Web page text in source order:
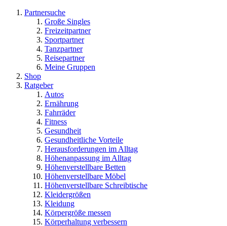
Partnersuche
Große Singles
Freizeitpartner
Sportpartner
Tanzpartner
Reisepartner
Meine Gruppen
Shop
Ratgeber
Autos
Ernährung
Fahrräder
Fitness
Gesundheit
Gesundheitliche Vorteile
Herausforderungen im Alltag
Höhenanpassung im Alltag
Höhenverstellbare Betten
Höhenverstellbare Möbel
Höhenverstellbare Schreibtische
Kleidergrößen
Kleidung
Körpergröße messen
Körperhaltung verbessern